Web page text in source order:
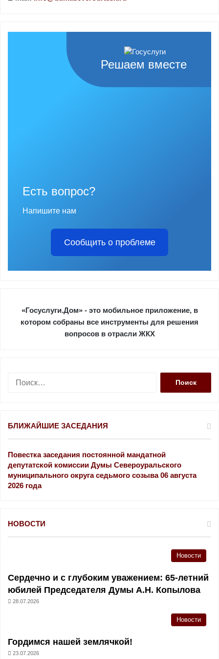
Решаем вместе
Есть вопрос?
Напишите нам
Сообщить о проблеме
«Госуслуги.Дом» - это мобильное приложение, в
котором собраны все инструменты для решения
вопросов в отрасли ЖКХ
БЛИЖАЙШИЕ ЗАСЕДАНИЯ
Повестка заседания постоянной мандатной
депутатской комиссии Думы Североуральского
муниципального округа седьмого созыва 06 августа
2026 года
НОВОСТИ
Новости
Сердечно и с глубоким уважением: 65-летний
юбилей Председателя Думы А.Н. Копылова
28.07.2026
Новости
Гордимся нашей землячкой!
23.07.2026